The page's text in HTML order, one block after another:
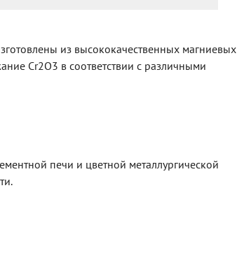
из высококачественных магниевых
Cr2O3 в соответствии с различными
печи и цветной металлургической